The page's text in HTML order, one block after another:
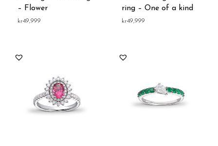
– Flower
kr49,999
ring – One of a kind
kr49,999